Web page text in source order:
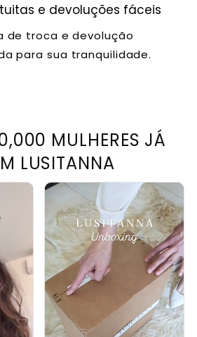
e devoluções fáceis
de troca e devolução
para sua tranquilidade.
MULHERES JÁ
LUSITANNA